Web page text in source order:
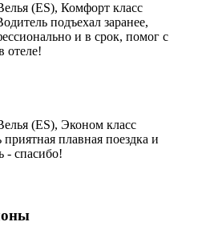
(ES), Комфорт класс
подъехал заранее,
и в срок, помог с
отеле!
(ES), Эконом класс
плавная поездка и
- спасибо!